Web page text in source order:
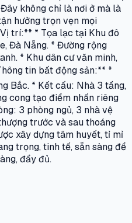
không chỉ là nơi ở mà là
hưởng trọn vẹn mọi
trí:** * Tọa lạc tại Khu đô
Đà Nẵng. * Đường rộng
* Khu dân cư văn minh,
tin bất động sản:** *
Bắc. * Kết cấu: Nhà 3 tầng,
cong tạo điểm nhấn riêng
3 phòng ngủ, 3 nhà vệ
trước và sau thoáng
xây dựng tâm huyết, tỉ mỉ
trọng, tinh tế, sẵn sàng để
đầy đủ.